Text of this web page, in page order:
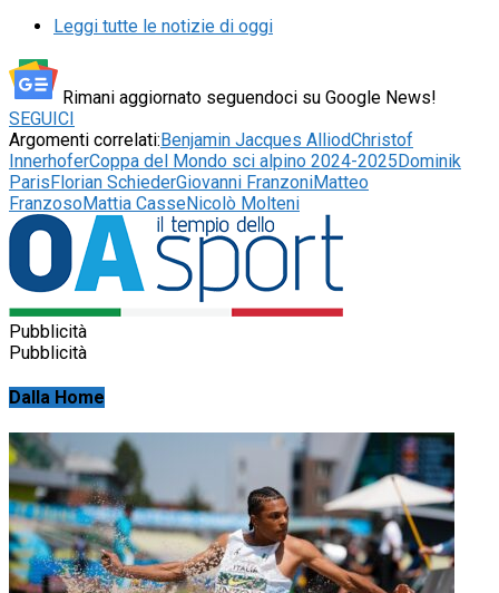
Leggi tutte le notizie di oggi
Rimani aggiornato seguendoci su Google News!
SEGUICI
Argomenti correlati:Benjamin Jacques AlliodChristof
InnerhoferCoppa del Mondo sci alpino 2024-2025Dominik
ParisFlorian SchiederGiovanni FranzoniMatteo
FranzosoMattia CasseNicolò Molteni
Pubblicità
Pubblicità
Dalla Home